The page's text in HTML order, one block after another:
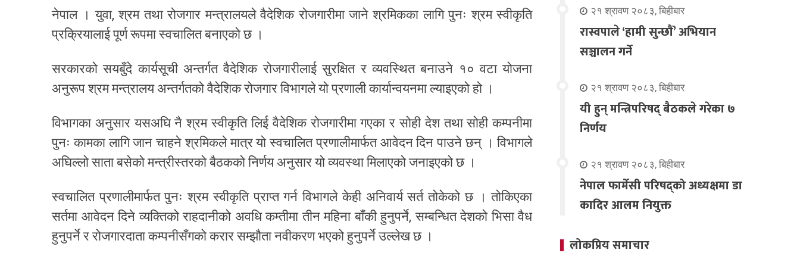
नेपाल । युवा, श्रम तथा रोजगार मन्त्रालयले वैदेशिक रोजगारीमा जाने श्रमिकका लागि पुनः श्रम स्वीकृति
प्रक्रियालाई पूर्ण रूपमा स्वचालित बनाएको छ ।
सरकारको सयबुँदे कार्यसूची अन्तर्गत वैदेशिक रोजगारीलाई सुरक्षित र व्यवस्थित बनाउने १० वटा योजना
अनुरूप श्रम मन्त्रालय अन्तर्गतको वैदेशिक रोजगार विभागले यो प्रणाली कार्यान्वयनमा ल्याइएको हो ।
विभागका अनुसार यसअघि नै श्रम स्वीकृति लिई वैदेशिक रोजगारीमा गएका र सोही देश तथा सोही कम्पनीमा
पुनः कामका लागि जान चाहने श्रमिकले मात्र यो स्वचालित प्रणालीमार्फत आवेदन दिन पाउने छन् । विभागले
अघिल्लो साता बसेको मन्त्रीस्तरको बैठकको निर्णय अनुसार यो व्यवस्था मिलाएको जनाइएको छ ।
स्वचालित प्रणालीमार्फत पुनः श्रम स्वीकृति प्राप्त गर्न विभागले केही अनिवार्य सर्त तोकेको छ । तोकिएका
सर्तमा आवेदन दिने व्यक्तिको राहदानीको अवधि कम्तीमा तीन महिना बाँकी हुनुपर्ने, सम्बन्धित देशको भिसा वैध
हुनुपर्ने र रोजगारदाता कम्पनीसँगको करार सम्झौता नवीकरण भएको हुनुपर्ने उल्लेख छ ।
२१ श्रावण २०८३, बिहीबार
रास्वपाले ‘हामी सुन्छौँ’ अभियान
सञ्चालन गर्ने
२१ श्रावण २०८३, बिहीबार
यी हुन् मन्त्रिपरिषद् बैठकले गरेका ७
निर्णय
२१ श्रावण २०८३, बिहीबार
नेपाल फार्मेसी परिषद्को अध्यक्षमा डा
कादिर आलम नियुक्त
लोकप्रिय समाचार